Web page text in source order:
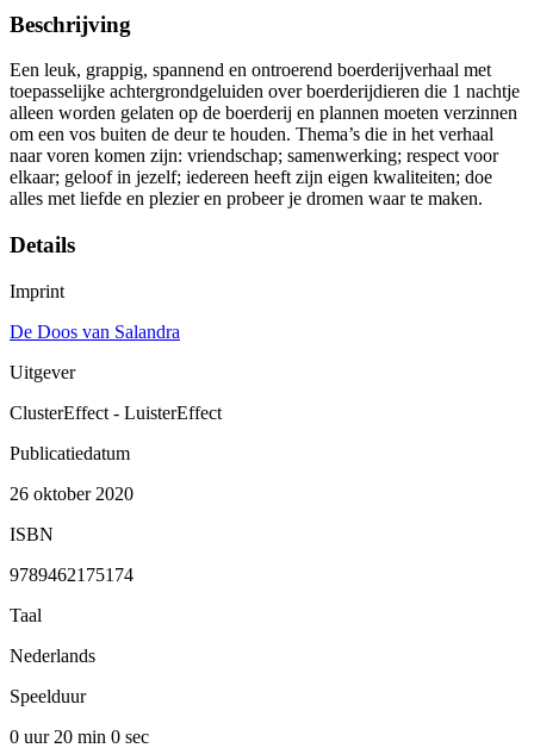
Beschrijving
Een leuk, grappig, spannend en ontroerend boerderijverhaal met
toepasselijke achtergrondgeluiden over boerderijdieren die 1 nachtje
alleen worden gelaten op de boerderij en plannen moeten verzinnen
om een vos buiten de deur te houden. Thema’s die in het verhaal
naar voren komen zijn: vriendschap; samenwerking; respect voor
elkaar; geloof in jezelf; iedereen heeft zijn eigen kwaliteiten; doe
alles met liefde en plezier en probeer je dromen waar te maken.
Details
Imprint
De Doos van Salandra
Uitgever
ClusterEffect - LuisterEffect
Publicatiedatum
26 oktober 2020
ISBN
9789462175174
Taal
Nederlands
Speelduur
0 uur 20 min 0 sec